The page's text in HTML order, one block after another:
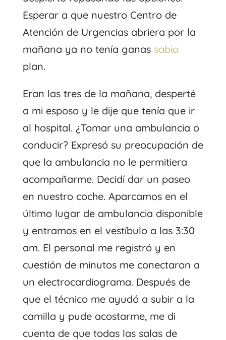
Esperar a que nuestro Centro de
Atención de Urgencias abriera por la
mañana ya no tenía ganas sabio
plan.
Eran las tres de la mañana, desperté
a mi esposo y le dije que tenía que ir
al hospital. ¿Tomar una ambulancia o
conducir? Expresó su preocupación de
que la ambulancia no le permitiera
acompañarme. Decidí dar un paseo
en nuestro coche. Aparcamos en el
último lugar de ambulancia disponible
y entramos en el vestíbulo a las 3:30
am. El personal me registró y en
cuestión de minutos me conectaron a
un electrocardiograma. Después de
que el técnico me ayudó a subir a la
camilla y pude acostarme, me di
cuenta de que todas las salas de